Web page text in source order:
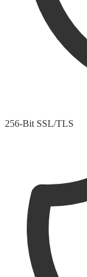
256-Bit SSL/TLS